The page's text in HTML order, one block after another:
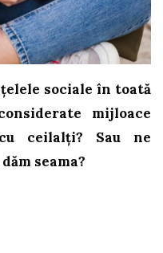
sociale în toată
mijloace
ceilalți? Sau ne
seama?